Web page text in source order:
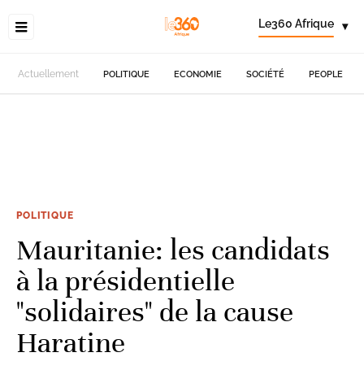
Le360 Afrique ▾
Actuellement POLITIQUE ECONOMIE SOCIÉTÉ PEOPLE
POLITIQUE
Mauritanie: les candidats
à la présidentielle
"solidaires" de la cause
Haratine